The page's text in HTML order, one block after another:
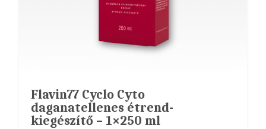
Flavin77 Cyclo Cyto
daganatellenes étrend-
kiegészítő – 1×250 ml